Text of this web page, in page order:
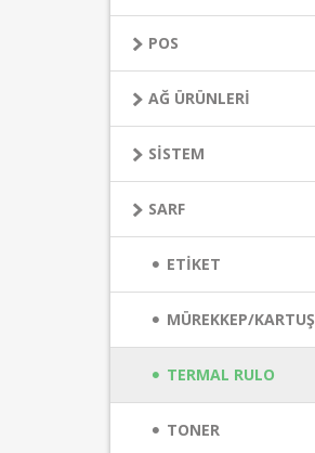
POS
AĞ ÜRÜNLERİ
SİSTEM
SARF
ETİKET
MÜREKKEP/KARTUŞ
TERMAL RULO
TONER